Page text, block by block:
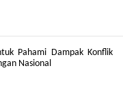
Pahami Dampak Konflik
Nasional